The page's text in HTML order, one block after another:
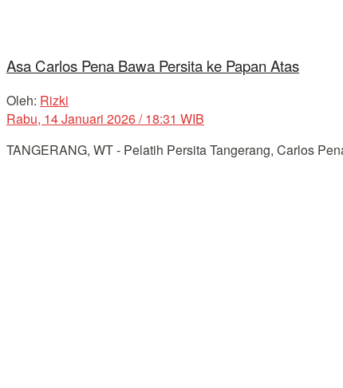
Asa Carlos Pena Bawa Persita ke Papan Atas
Oleh: Rizki
Rabu, 14 Januari 2026 / 18:31 WIB
TANGERANG, WT - Pelatih Persita Tangerang, Carlos